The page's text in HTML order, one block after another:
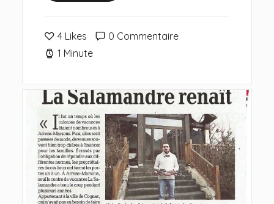
4 Likes
0 Commentaire
1 Minute